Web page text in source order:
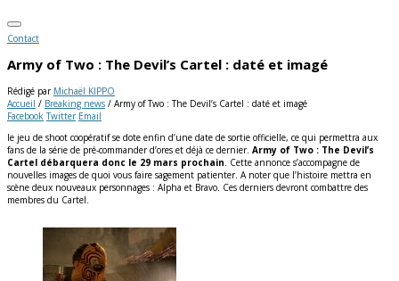
Contact
Army of Two : The Devil’s Cartel : daté et imagé
Rédigé par Michaël KIPPO
Accueil / Breaking news / Army of Two : The Devil’s Cartel : daté et imagé
Facebook Twitter Email
le jeu de shoot coopératif se dote enfin d’une date de sortie officielle, ce qui permettra aux
fans de la série de pré-commander d’ores et déjà ce dernier. Army of Two : The Devil’s
Cartel débarquera donc le 29 mars prochain. Cette annonce s’accompagne de
nouvelles images de quoi vous faire sagement patienter. A noter que l’histoire mettra en
scène deux nouveaux personnages : Alpha et Bravo. Ces derniers devront combattre des
membres du Cartel.